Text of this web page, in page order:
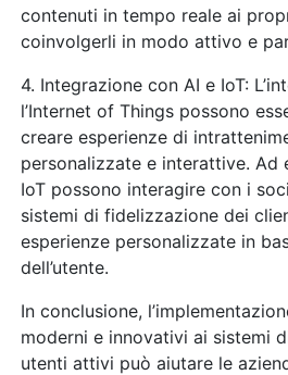
contenuti in tempo reale ai
coinvolgerli in modo attivo e
4. Integrazione con AI e IoT:
l’Internet of Things possono
creare esperienze di
personalizzate e interattive. Ad
IoT possono interagire con i
sistemi di fidelizzazione dei
esperienze personalizzate in
dell’utente.
In conclusione,
moderni e innovativi ai sistemi
utenti attivi può aiutare le